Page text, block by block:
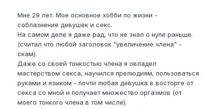
Мне 29 лет. Мое основное хобби по жизни -
соблазнение девушек и секс.
На самом деле я даже рад, что не знал о нупе раньше
(считал что любой заголовок "увеличение члена" -
скам).
Даже со своей тонкостью члена я овладел
мастерством секса, научился прелюдиям, пользоваться
руками и языком - почти любая девушка в восторге от
секса со мной и получает множество оргазмов (от
моего тонкого члена в том числе).